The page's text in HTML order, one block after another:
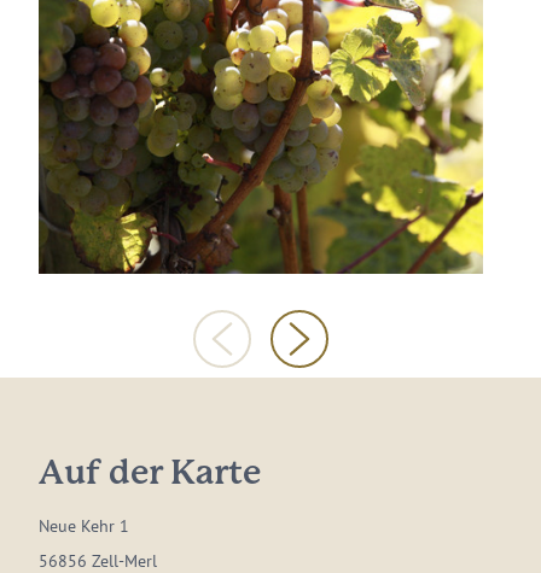
Auf der Karte
Neue Kehr 1
56856 Zell-Merl